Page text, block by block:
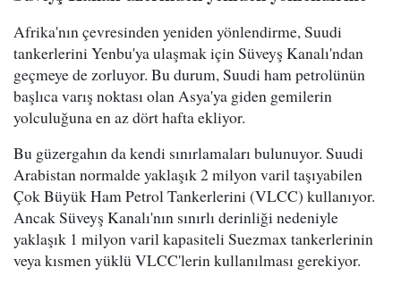
Afrika'nın çevresinden yeniden yönlendirme, Suudi
tankerlerini Yenbu'ya ulaşmak için Süveyş Kanalı'ndan
geçmeye de zorluyor. Bu durum, Suudi ham petrolünün
başlıca varış noktası olan Asya'ya giden gemilerin
yolculuğuna en az dört hafta ekliyor.
Bu güzergahın da kendi sınırlamaları bulunuyor. Suudi
Arabistan normalde yaklaşık 2 milyon varil taşıyabilen
Çok Büyük Ham Petrol Tankerlerini (VLCC) kullanıyor.
Ancak Süveyş Kanalı'nın sınırlı derinliği nedeniyle
yaklaşık 1 milyon varil kapasiteli Suezmax tankerlerinin
veya kısmen yüklü VLCC'lerin kullanılması gerekiyor.